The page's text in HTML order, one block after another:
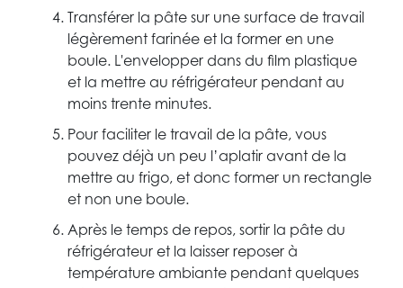
Transférer la pâte sur une surface de travail
légèrement farinée et la former en une
boule. L'envelopper dans du film plastique
et la mettre au réfrigérateur pendant au
moins trente minutes.
Pour faciliter le travail de la pâte, vous
pouvez déjà un peu l’aplatir avant de la
mettre au frigo, et donc former un rectangle
et non une boule.
Après le temps de repos, sortir la pâte du
réfrigérateur et la laisser reposer à
température ambiante pendant quelques